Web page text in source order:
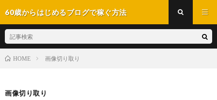
60歳からはじめるブログで稼ぐ方法
HOME 画像切り取り
画像切り取り